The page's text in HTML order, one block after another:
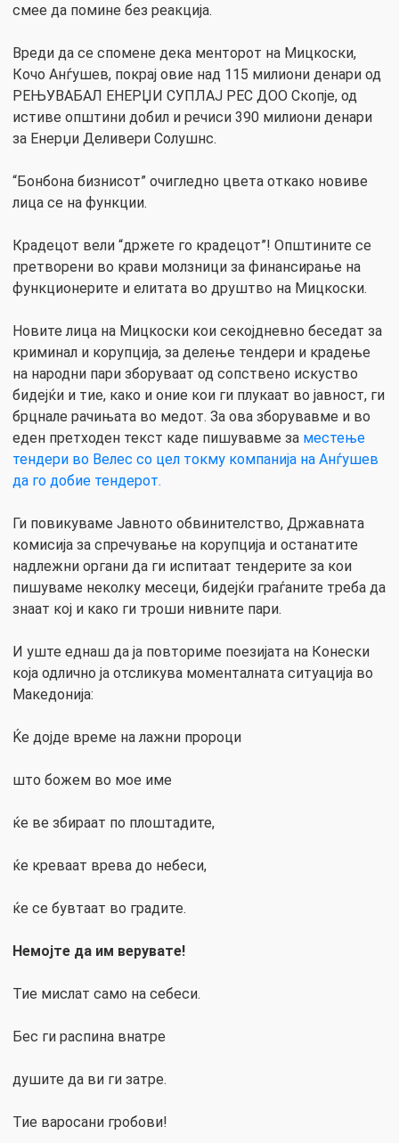
смее да помине без реакција.
Вреди да се спомене дека менторот на Мицкоски,
Кочо Анѓушев, покрај овие над 115 милиони денари од
РЕЊУВАБАЛ ЕНЕРЏИ СУПЛАЈ РЕС ДОО Скопје, од
истиве општини добил и речиси 390 милиони денари
за Енерџи Деливери Солушнс.
“Бонбона бизнисот” очигледно цвета откако новиве
лица се на функции.
Крадецот вели “држете го крадецот”! Општините се
претворени во крави молзници за финансирање на
функционерите и елитата во друштво на Мицкоски.
Новите лица на Мицкоски кои секојдневно беседат за
криминал и корупција, за делење тендери и крадење
на народни пари зборуваат од сопствено искуство
бидејќи и тие, како и оние кои ги плукаат во јавност, ги
брцнале рачињата во медот. За ова зборувавме и во
еден претходен текст каде пишувавме за местење
тендери во Велес со цел токму компанија на Анѓушев
да го добие тендерот.
Ги повикуваме Јавното обвинителство, Државната
комисија за спречување на корупција и останатите
надлежни органи да ги испитаат тендерите за кои
пишуваме неколку месеци, бидејќи граѓаните треба да
знаат кој и како ги троши нивните пари.
И уште еднаш да ја повториме поезијата на Конески
која одлично ја отсликува моменталната ситуација во
Македонија:
Ќе дојде време на лажни пророци
што божем во мое име
ќе ве збираат по плоштадите,
ќе креваат врева до небеси,
ќе се бувтаат во градите.
Немојте да им верувате!
Тие мислат само на себеси.
Бес ги распина внатре
душите да ви ги затре.
Тие варосани гробови!